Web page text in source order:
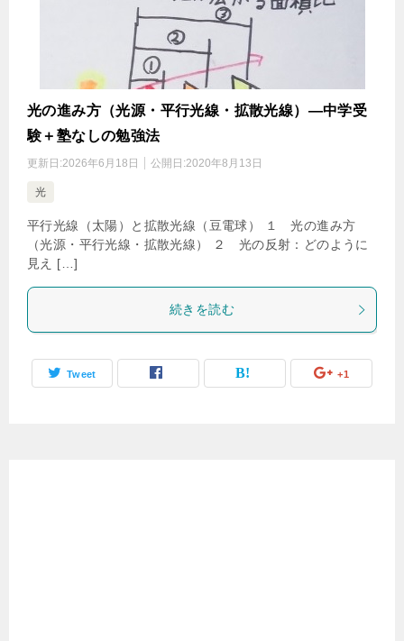
光の進み方（光源・平行光線・拡散光線）―中学受
験＋塾なしの勉強法
更新日:2026年6月18日 公開日:2020年8月13日
光
平行光線（太陽）と拡散光線（豆電球） １ 光の進み方
（光源・平行光線・拡散光線） ２ 光の反射：どのように
見え […]
続きを読む
Tweet +1